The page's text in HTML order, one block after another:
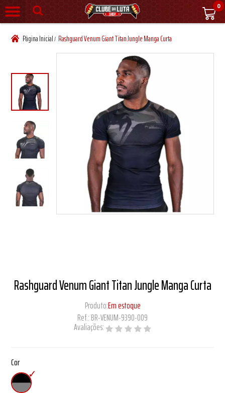
0
Página Inicial/ Rashguard Venum Giant Titan Jungle Manga Curta
Rashguard Venum Giant Titan Jungle Manga Curta
Produto:Em estoque
Ref.:BR-VENUM-9390-009
Avaliações:
Cor